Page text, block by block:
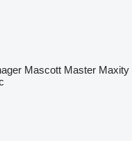
Mascott Master Maxity